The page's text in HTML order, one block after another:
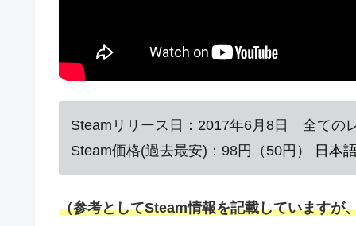
Steamリリース日：2017年6月8日 全ての
Steam価格(過去最安)：98円（50円）
日本
（参考としてSteam情報を記載していますが